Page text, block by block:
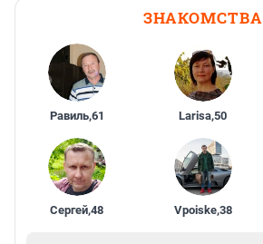
ЗНАКОМСТВА
Равиль,61 Larisa,50
Сергей,48 Vpoiske,38